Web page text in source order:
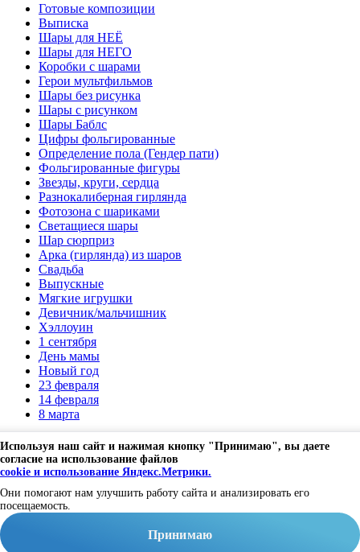
Готовые композиции
Выписка
Шары для НЕЁ
Шары для НЕГО
Коробки с шарами
Герои мультфильмов
Шары без рисунка
Шары с рисунком
Шары Баблс
Цифры фольгированные
Определение пола (Гендер пати)
Фольгированные фигуры
Звезды, круги, сердца
Разнокалиберная гирлянда
Фотозона с шариками
Светащиеся шары
Шар сюрприз
Арка (гирлянда) из шаров
Свадьба
Выпускные
Мягкие игрушки
Девичник/мальчишник
Хэллоуин
1 сентября
День мамы
Новый год
23 февраля
14 февраля
8 марта
Владимир, ул Мира 15B
Заказать шары по телефону
+7 929 028 98 44 +7 904 597 30 19
обратный звонок
Copyright © 2022Не является публичной офертой.
Используя наш сайт и нажимая кнопку "Принимаю", вы даете
согласие на использование файлов
cookie и использование Яндекс.Метрики.
Они помогают нам улучшить работу сайта и анализировать его
посещаемость.
Принимаю